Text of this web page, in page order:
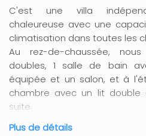
C'est une villa
chaleureuse avec une
climatisation dans toutes les
Au rez-de-chaussée,
doubles, 1 salle de bain
équipée et un salon, et à
chambre avec un lit
suite.
Plus de détails